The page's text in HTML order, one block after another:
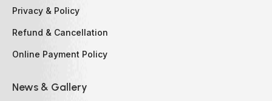
Privacy & Policy
Refund & Cancellation
Online Payment Policy
News & Gallery